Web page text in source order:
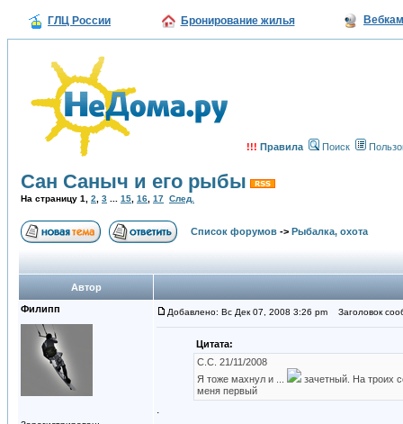
ГЛЦ России Бронирование жилья
!!! Правила Поиск
Сан Саныч и его рыбы
На страницу 1 2 3 15 16 17 След.
Список форумов -> Рыбалка, охота
Автор
Филипп
Добавлено: Вс Дек 07, 2008 3:26 pm Заголовок
Цитата:
С.С. 21/11/2008
Я тоже махнул и ...
зачетный. На троих
меня первый
.